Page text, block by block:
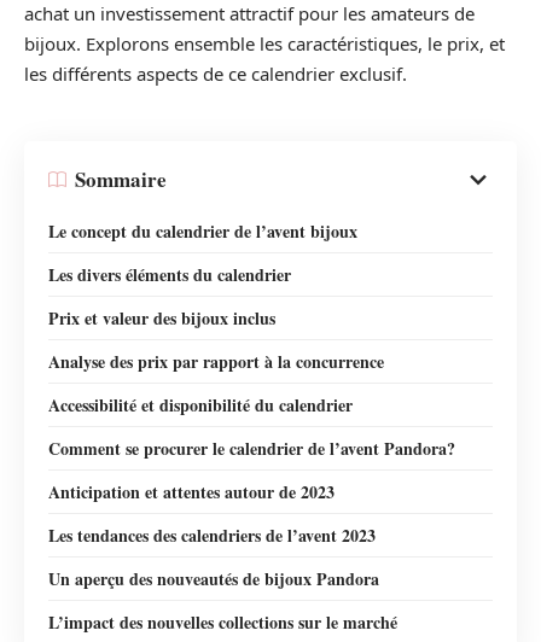
achat un investissement attractif pour les amateurs de
bijoux. Explorons ensemble les caractéristiques, le prix, et
les différents aspects de ce calendrier exclusif.
Sommaire
Le concept du calendrier de l’avent bijoux
Les divers éléments du calendrier
Prix et valeur des bijoux inclus
Analyse des prix par rapport à la concurrence
Accessibilité et disponibilité du calendrier
Comment se procurer le calendrier de l’avent Pandora?
Anticipation et attentes autour de 2023
Les tendances des calendriers de l’avent 2023
Un aperçu des nouveautés de bijoux Pandora
L’impact des nouvelles collections sur le marché